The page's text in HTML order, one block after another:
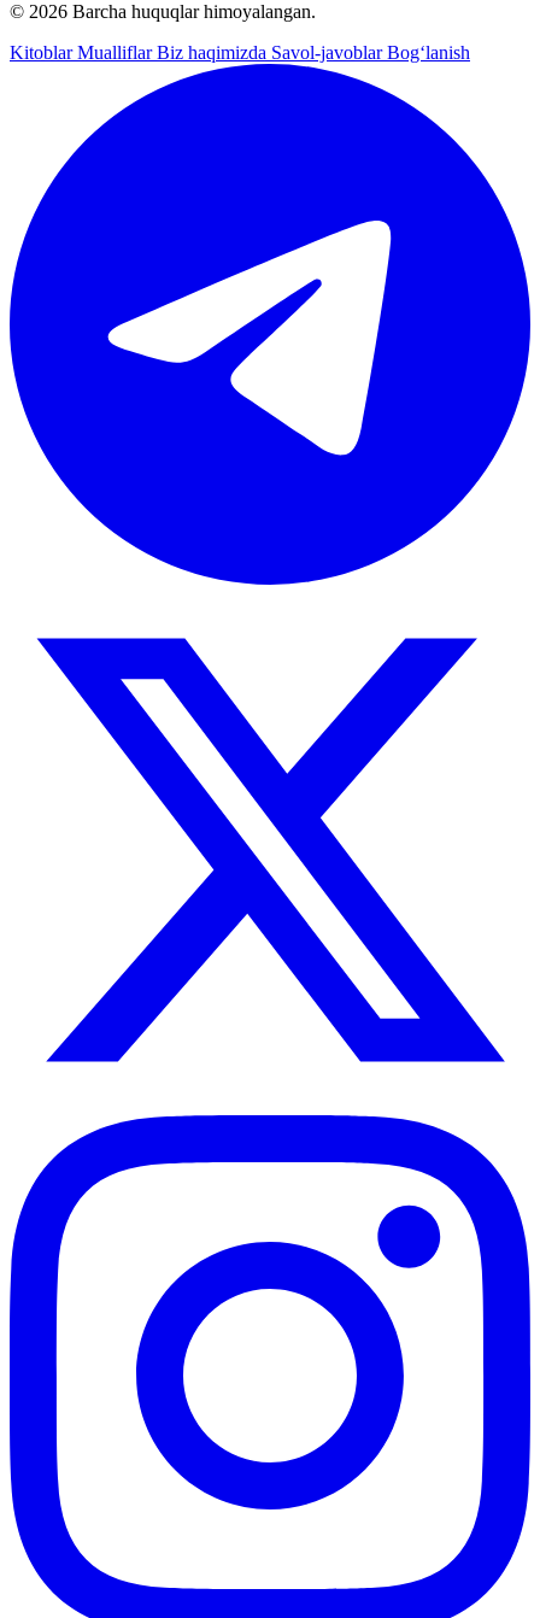
© 2026 Barcha huquqlar himoyalangan.
KitoblarMualliflarBiz haqimizda Savol-javoblarBog‘lanish